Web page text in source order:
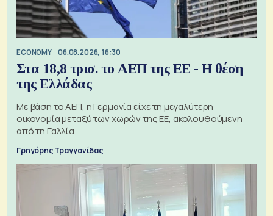
ECONOMY 06.08.2026, 16:30
Στα 18,8 τρισ. το ΑΕΠ της ΕΕ - Η θέση
της Ελλάδας
Με βάση το ΑΕΠ, η Γερμανία είχε τη μεγαλύτερη
οικονομία μεταξύ των χωρών της ΕΕ, ακολουθούμενη
από τη Γαλλία
Γρηγόρης Τραγγανίδας